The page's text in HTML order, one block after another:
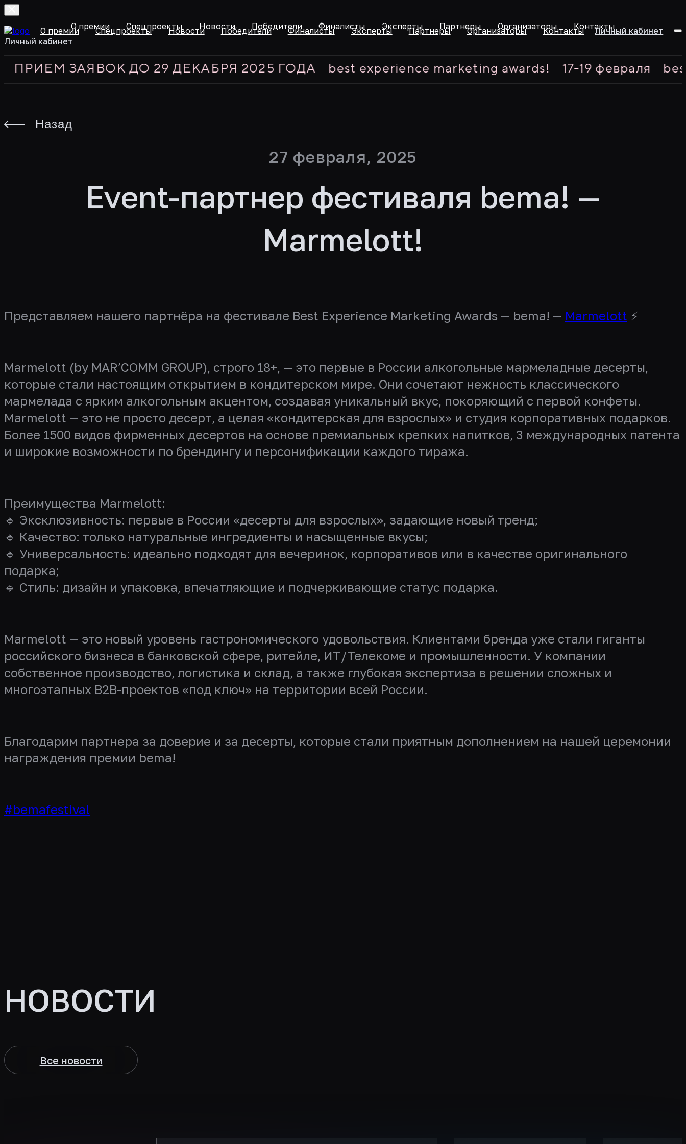
О премии Спецпроекты Новости Победители Финалисты Эксперты Партнеры Организаторы Контакты Личный кабинет
ЗАЯВОК ДО 29 ДЕКАБРЯ 2025 ГОДА best experience marketing awards! 17-19 февраля best
О премии Спецпроекты Новости Победители Финалисты Эксперты Партнеры Организаторы
Контакты
Личный кабинет
Назад
27 февраля, 2025
Event-партнер фестиваля bema! —
Marmelott!
Представляем нашего партнёра на фестивале Best Experience Marketing Awards — bema! — Marmelott ⚡️
Marmelott (by MAR’COMM GROUP), строго 18+, — это первые в России алкогольные мармеладные десерты,
которые стали настоящим открытием в кондитерском мире. Они сочетают нежность классического
мармелада с ярким алкогольным акцентом, создавая уникальный вкус, покоряющий с первой конфеты.
Marmelott — это не просто десерт, а целая «кондитерская для взрослых» и студия корпоративных подарков.
Более 1500 видов фирменных десертов на основе премиальных крепких напитков, 3 международных патента
и широкие возможности по брендингу и персонификации каждого тиража.
Преимущества Marmelott:
🔹 Эксклюзивность: первые в России «десерты для взрослых», задающие новый тренд;
🔹 Качество: только натуральные ингредиенты и насыщенные вкусы;
🔹 Универсальность: идеально подходят для вечеринок, корпоративов или в качестве оригинального
подарка;
🔹 Стиль: дизайн и упаковка, впечатляющие и подчеркивающие статус подарка.
Marmelott — это новый уровень гастрономического удовольствия. Клиентами бренда уже стали гиганты
российского бизнеса в банковской сфере, ритейле, ИТ/Телекоме и промышленности. У компании
собственное производство, логистика и склад, а также глубокая экспертиза в решении сложных и
многоэтапных B2B-проектов «под ключ» на территории всей России.
Благодарим партнера за доверие и за десерты, которые стали приятным дополнением на нашей церемонии
награждения премии bema!
#bemafestival
НОВОСТИ
Все новости